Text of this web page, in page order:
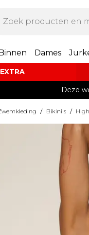
Dames
Deze
/ Bikini's /